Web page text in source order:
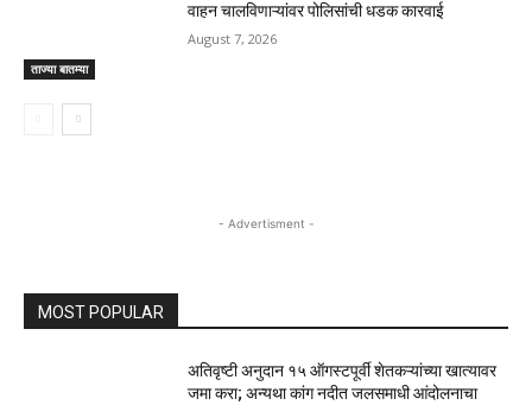
ताज्या बातम्या
वाहन चालविणाऱ्यांवर पोलिसांची धडक कारवाई
August 7, 2026
- Advertisment -
MOST POPULAR
अतिवृष्टी अनुदान १५ ऑगस्टपूर्वी शेतकऱ्यांच्या खात्यावर
जमा करा; अन्यथा कांग नदीत जलसमाधी आंदोलनाचा